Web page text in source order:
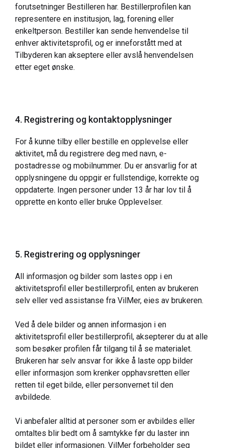
forutsetninger Bestilleren har. Bestillerprofilen kan
representere en institusjon, lag, forening eller
enkeltperson. Bestiller kan sende henvendelse til
enhver aktivitetsprofil, og er inneforstått med at
Tilbyderen kan akseptere eller avslå henvendelsen
etter eget ønske.
4. Registrering og kontaktopplysninger
For å kunne tilby eller bestille en opplevelse eller
aktivitet, må du registrere deg med navn, e-
postadresse og mobilnummer. Du er ansvarlig for at
opplysningene du oppgir er fullstendige, korrekte og
oppdaterte. Ingen personer under 13 år har lov til å
opprette en konto eller bruke Opplevelser.
5. Registrering og opplysninger
All informasjon og bilder som lastes opp i en
aktivitetsprofil eller bestillerprofil, enten av brukeren
selv eller ved assistanse fra VilMer, eies av brukeren.
Ved å dele bilder og annen informasjon i en
aktivitetsprofil eller bestillerprofil, aksepterer du at alle
som besøker profilen får tilgang til å se materialet.
Brukeren har selv ansvar for ikke å laste opp bilder
eller informasjon som krenker opphavsretten eller
retten til eget bilde, eller personvernet til den
avbildede.
Vi anbefaler alltid at personer som er avbildes eller
omtaltes blir bedt om å samtykke før du laster inn
bildet eller informasjonen. VilMer forbeholder seg